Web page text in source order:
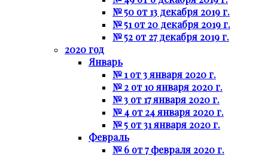
№ 50 от 13 декабря 2019 г.
№ 51 от 20 декабря 2019 г.
№ 52 от 27 декабря 2019 г.
2020 год
Январь
№ 1 от 3 января 2020 г.
№ 2 от 10 января 2020 г.
№ 3 от 17 января 2020 г.
№ 4 от 24 января 2020 г.
№ 5 от 31 января 2020 г.
Февраль
№ 6 от 7 февраля 2020 г.